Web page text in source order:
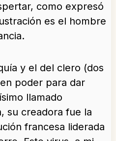
como expresó
es el hombre
y el del clero (dos
poder para dar
llamado
su creadora fue la
francesa liderada